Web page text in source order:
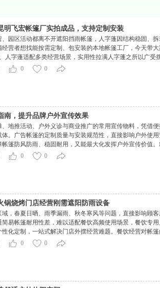
明飞宏帐篷厂实拍成品，支持定制安装
园区活动都离不开遮阳挡雨帐篷，人字蓬因结构稳固、
营者想找能按需定制、包安装的本地帐篷工厂，今天带
字蓬适配多类经营场景，实用性拉满人字蓬之所以广受
顶斜向排水，篷下无遮挡立柱，摆摊摆放货架、桌椅、货
色：倾斜
0 0
南，提升品牌户外宣传效果
地推活动、户外义诊与商业推广的常用宣传物料，凭借
。广告帐篷的定制质量与安装规范性，直接影响户外使
篷防风防雨、稳固耐用，又能最大化发挥户外宣传价值
定帐篷规格，常见的2×2米、3×3米、3×4.5米等尺寸，适
牛津布、
0 0
锅烧烤门店经营刚需遮阳防雨设备
，春夏日晒、雨季漏雨、秋冬寒风等问题，直接影响顾
易帐篷耐用性差，难以适配餐饮高频使用场景，餐饮专
化定制，一站式解决门店外摆经营难题。餐饮经营对帐
温度高，同时户外长期经受日晒雨淋，普通薄款篷布极易
涂油阻燃面
0 0